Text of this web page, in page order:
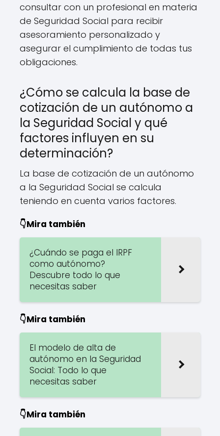
consultar con un profesional en materia
de Seguridad Social para recibir
asesoramiento personalizado y
asegurar el cumplimiento de todas tus
obligaciones.
¿Cómo se calcula la base de
cotización de un autónomo a
la Seguridad Social y qué
factores influyen en su
determinación?
La base de cotización de un autónomo
a la Seguridad Social se calcula
teniendo en cuenta varios factores.
👇Mira también
¿Cuándo se paga el IRPF
como autónomo?
Descubre todo lo que
necesitas saber
👇Mira también
El modelo de alta de
autónomo en la Seguridad
Social: Todo lo que
necesitas saber
👇Mira también